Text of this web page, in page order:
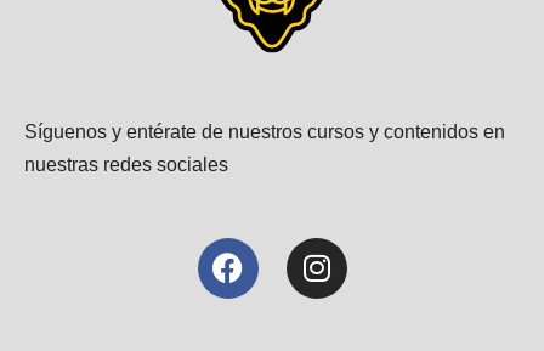
Síguenos y entérate de nuestros cursos y contenidos en
nuestras redes sociales